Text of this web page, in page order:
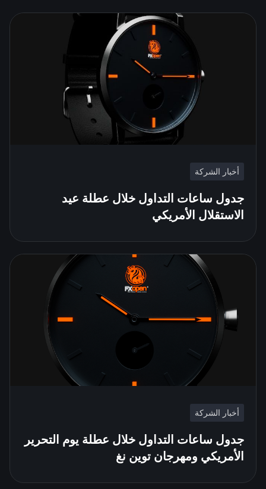
أخبار الشركة
جدول ساعات التداول خلال عطلة عيد
الاستقلال الأمريكي
أخبار الشركة
جدول ساعات التداول خلال عطلة يوم التحرير
الأمريكي ومهرجان توين نغ